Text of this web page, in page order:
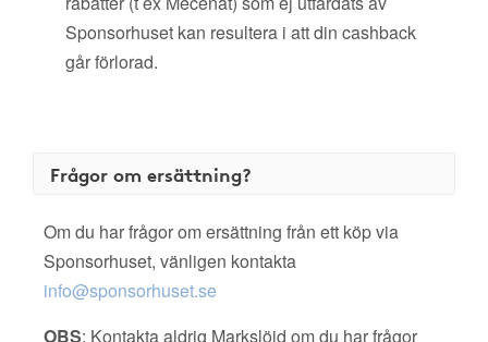
Sponsorhuset kan resultera i att din cashback
går förlorad.
Frågor om ersättning?
Om du har frågor om ersättning från ett köp via
Sponsorhuset, vänligen kontakta
info@sponsorhuset.se
OBS: Kontakta aldrig Markslöjd om du har frågor